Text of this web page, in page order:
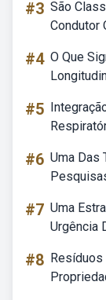
#3 São
Condutor
#4 O Que
#5
#6 Uma Das
#7 Uma
Urgência
#8 Resíduos